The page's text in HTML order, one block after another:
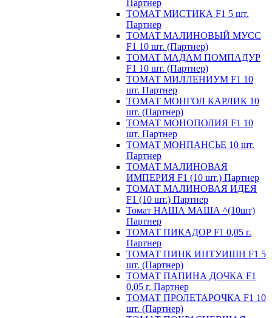
Партнер
ТОМАТ МИСТИКА F1 5 шт.
Партнер
ТОМАТ МАЛИНОВЫЙ МУСС
F1 10 шт. (Партнер)
ТОМАТ МАДАМ ПОМПАДУР
F1 10 шт. (Партнер)
ТОМАТ МИЛЛЕНИУМ F1 10
шт. Партнер
ТОМАТ МОНГОЛ КАРЛИК 10
шт. (Партнер)
ТОМАТ МОНОПОЛИЯ F1 10
шт. Партнер
ТОМАТ МОНПАНСЬЕ 10 шт.
Партнер
ТОМАТ МАЛИНОВАЯ
ИМПЕРИЯ F1 (10 шт.) Партнер
ТОМАТ МАЛИНОВАЯ ИДЕЯ
F1 (10 шт.) Партнер
Томат НАША МАША ^(10шт)
Партнер
ТОМАТ ПИКАДОР F1 0,05 г.
Партнер
ТОМАТ ПИНК ИНТУИШН F1 5
шт. (Партнер)
ТОМАТ ПАПИНА ДОЧКА F1
0,05 г. Партнер
ТОМАТ ПРОЛЕТАРОЧКА F1 10
шт. (Партнер)